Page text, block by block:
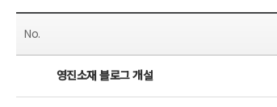
No.
영진소재 블로그 개설